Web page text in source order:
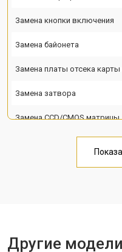
Замена кнопки включения
Замена байонета
Замена платы отсека карты
Замена затвора
Замена CCD/CMOS матрицы
Чистка матрицы
Другие